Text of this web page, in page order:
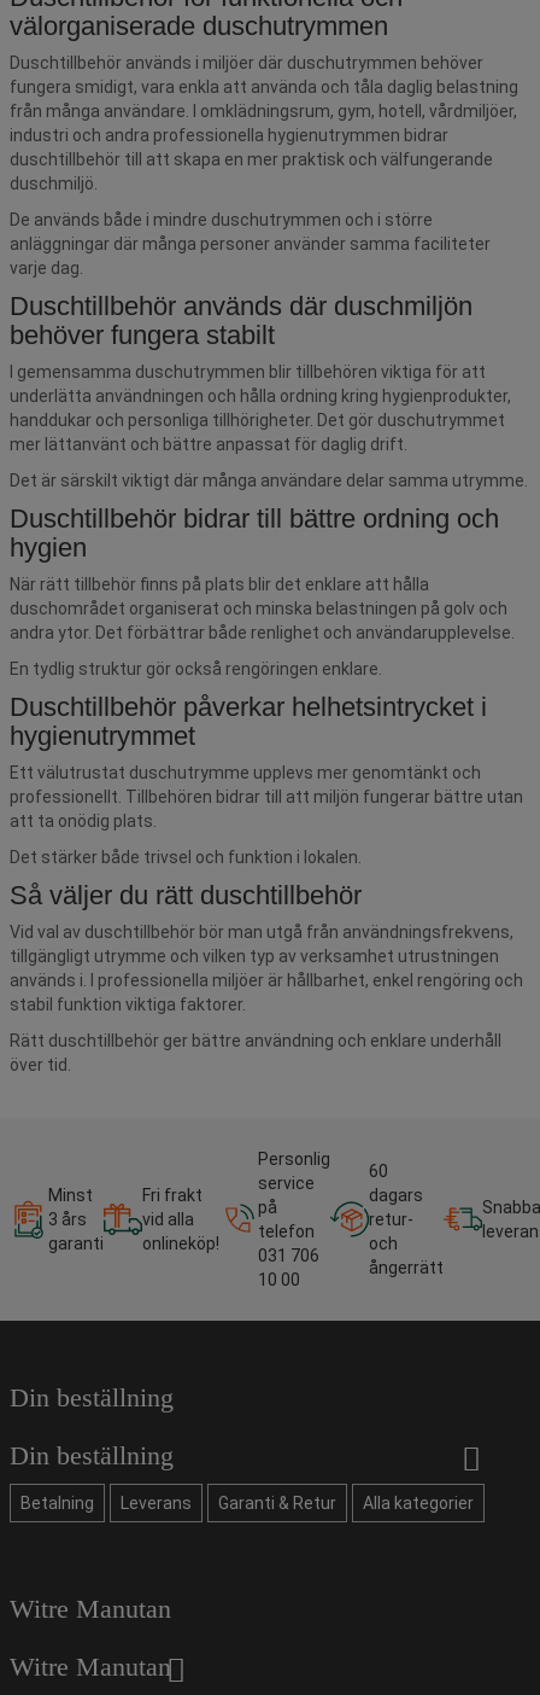
välorganiserade duschutrymmen
Duschtillbehör används i miljöer där duschutrymmen behöver
fungera smidigt, vara enkla att använda och tåla daglig belastning
från många användare. I omklädningsrum, gym, hotell, vårdmiljöer,
industri och andra professionella hygienutrymmen bidrar
duschtillbehör till att skapa en mer praktisk och välfungerande
duschmiljö.
De används både i mindre duschutrymmen och i större
anläggningar där många personer använder samma faciliteter
varje dag.
Duschtillbehör används där duschmiljön
behöver fungera stabilt
I gemensamma duschutrymmen blir tillbehören viktiga för att
underlätta användningen och hålla ordning kring hygienprodukter,
handdukar och personliga tillhörigheter. Det gör duschutrymmet
mer lättanvänt och bättre anpassat för daglig drift.
Det är särskilt viktigt där många användare delar samma utrymme.
Duschtillbehör bidrar till bättre ordning och
hygien
När rätt tillbehör finns på plats blir det enklare att hålla
duschområdet organiserat och minska belastningen på golv och
andra ytor. Det förbättrar både renlighet och användarupplevelse.
En tydlig struktur gör också rengöringen enklare.
Duschtillbehör påverkar helhetsintrycket i
hygienutrymmet
Ett välutrustat duschutrymme upplevs mer genomtänkt och
professionellt. Tillbehören bidrar till att miljön fungerar bättre utan
att ta onödig plats.
Det stärker både trivsel och funktion i lokalen.
Så väljer du rätt duschtillbehör
Vid val av duschtillbehör bör man utgå från användningsfrekvens,
tillgängligt utrymme och vilken typ av verksamhet utrustningen
används i. I professionella miljöer är hållbarhet, enkel rengöring och
stabil funktion viktiga faktorer.
Rätt duschtillbehör ger bättre användning och enklare underhåll
över tid.
Minst
3 års
garanti
Fri frakt
vid alla
onlineköp!
Personlig
service
på
telefon
031 706
10 00
60
dagars
retur-
och
ångerrätt
Snabba
Din beställning
Din beställning
Betalning Leverans Garanti & Retur Alla kategorier
Witre Manutan
Witre Manutan